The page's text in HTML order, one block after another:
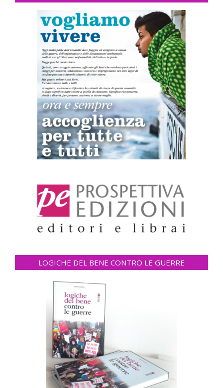
LOGICHE DEL BENE CONTRO LE GUERRE